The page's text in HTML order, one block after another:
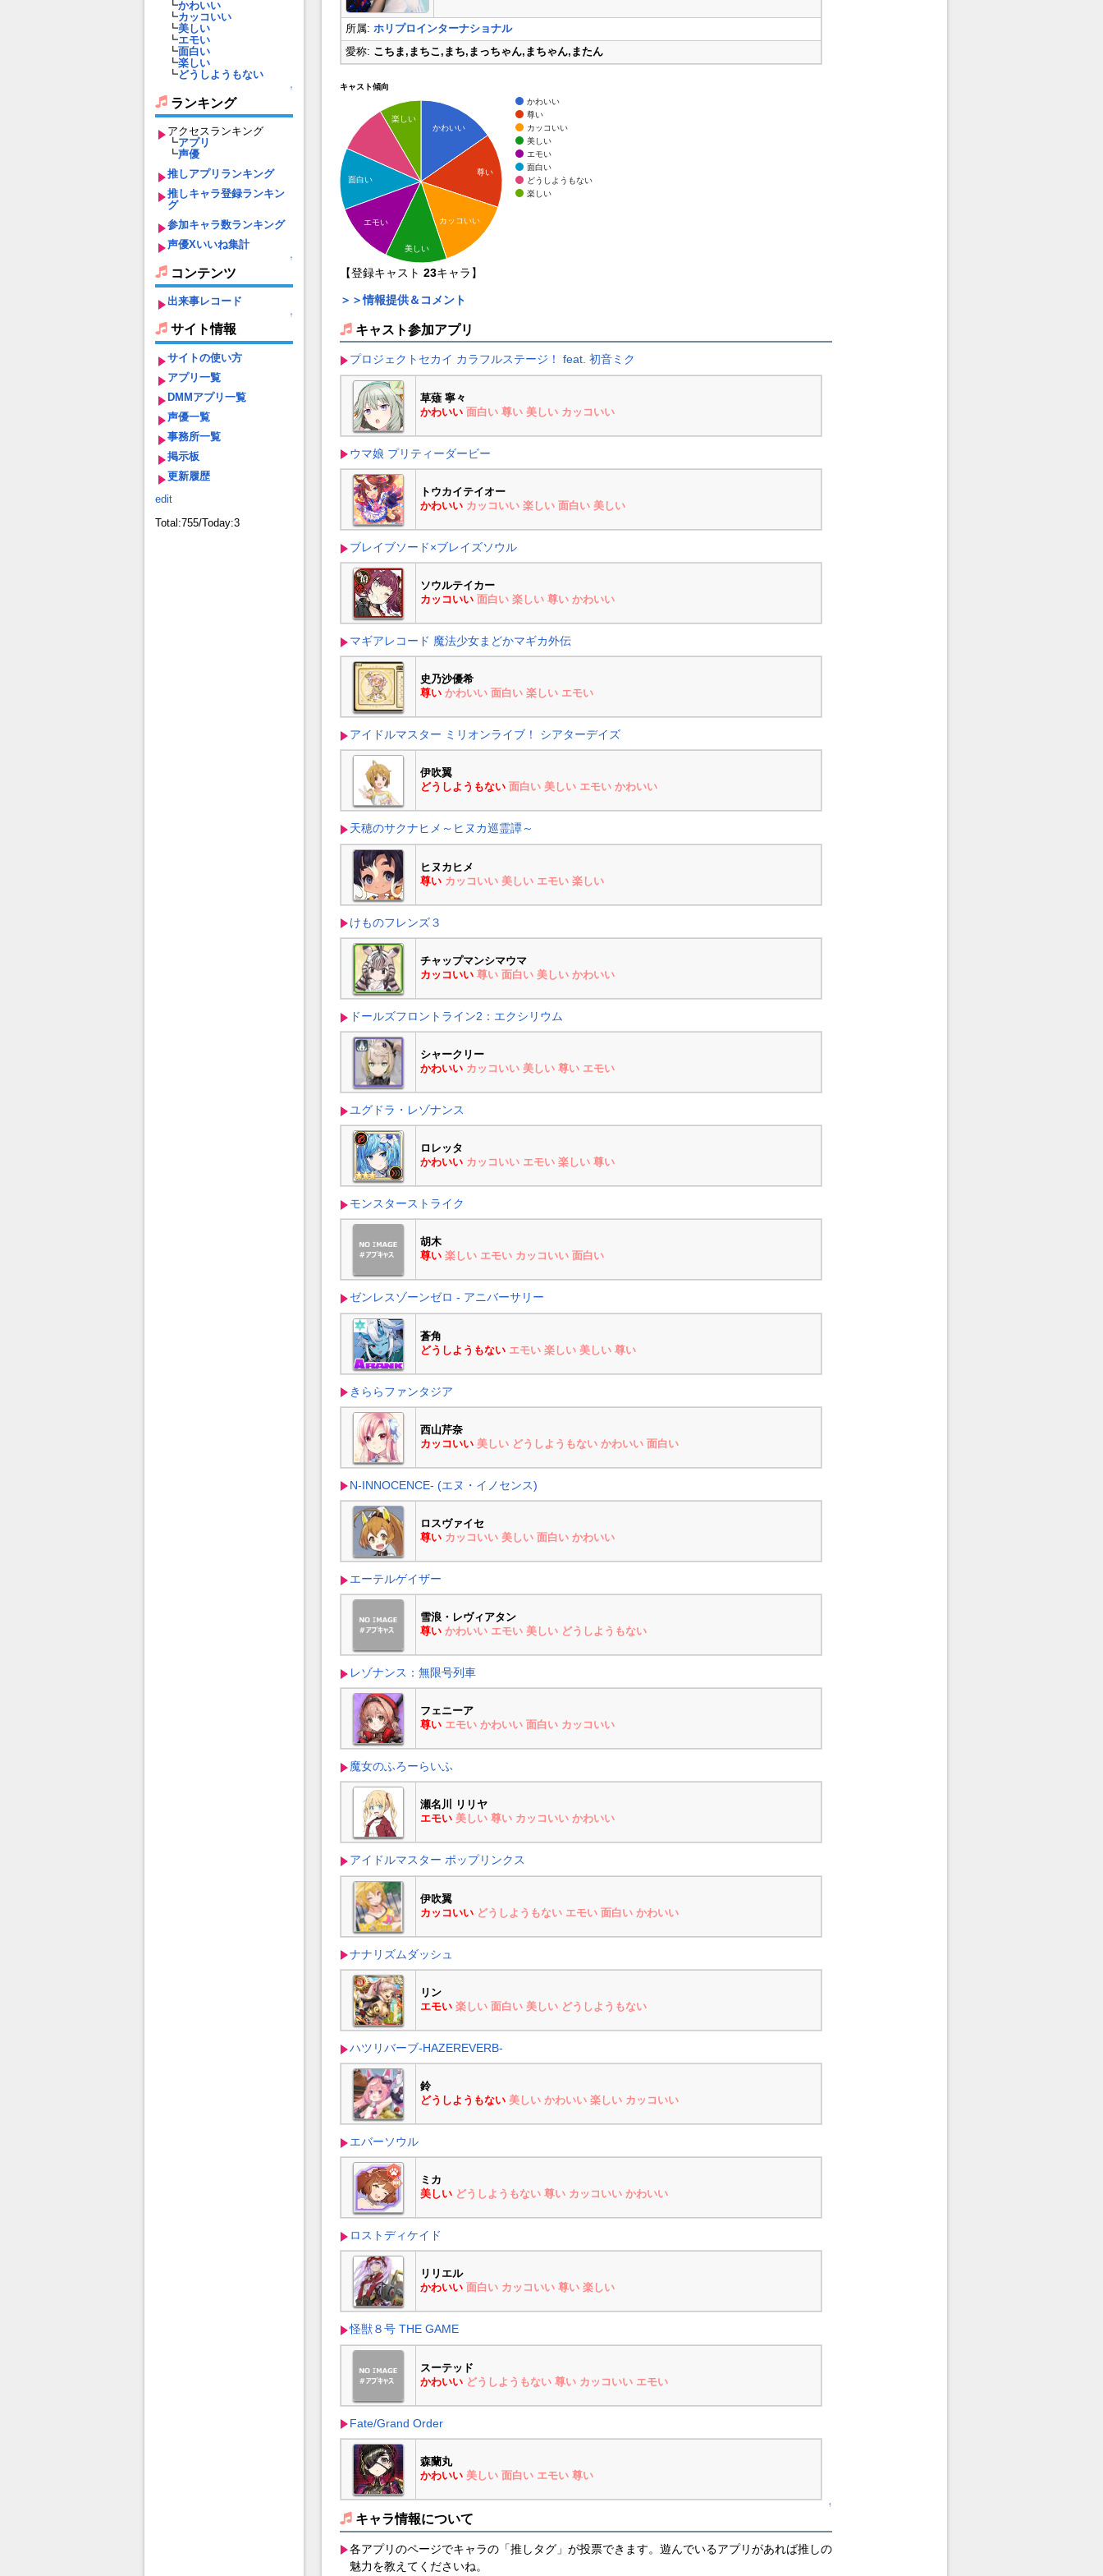
┗かわいい
┗カッコいい
┗美しい
┗エモい
┗面白い
┗楽しい
┗どうしようもない
↑
ランキング
アクセスランキング
┗アプリ
┗声優
推しアプリランキング
推しキャラ登録ランキン
グ
参加キャラ数ランキング
声優Xいいね集計
↑
コンテンツ
出来事レコード
↑
サイト情報
サイトの使い方
アプリ一覧
DMMアプリ一覧
声優一覧
事務所一覧
掲示板
更新履歴
edit
Total:755/Today:3
所属: ホリプロインターナショナル
愛称: こちま,まちこ,まち,まっちゃん,まちゃん,またん
キャスト傾向
かわいい
尊い
カッコいい
美しい
エモい
面白い
どうしようもない
楽しい
かわいい
尊い
カッコいい
楽しい
面白い
エモい
美しい
【登録キャスト 23キャラ】
＞＞情報提供＆コメント
キャスト参加アプリ
プロジェクトセカイ カラフルステージ！ feat. 初音ミク
草薙 寧々
かわいい 面白い 尊い 美しい カッコいい
ウマ娘 プリティーダービー
トウカイテイオー
かわいい カッコいい 楽しい 面白い 美しい
ブレイブソード×ブレイズソウル
ソウルテイカー
カッコいい 面白い 楽しい 尊い かわいい
マギアレコード 魔法少女まどかマギカ外伝
史乃沙優希
尊い かわいい 面白い 楽しい エモい
アイドルマスター ミリオンライブ！ シアターデイズ
伊吹翼
どうしようもない 面白い 美しい エモい かわいい
天穂のサクナヒメ～ヒヌカ巡霊譚～
ヒヌカヒメ
尊い カッコいい 美しい エモい 楽しい
けものフレンズ３
チャップマンシマウマ
カッコいい 尊い 面白い 美しい かわいい
ドールズフロントライン2：エクシリウム
シャークリー
かわいい カッコいい 美しい 尊い エモい
ユグドラ・レゾナンス
ロレッタ
かわいい カッコいい エモい 楽しい 尊い
モンスターストライク
胡木
尊い 楽しい エモい カッコいい 面白い
ゼンレスゾーンゼロ - アニバーサリー
蒼角
どうしようもない エモい 楽しい 美しい 尊い
きららファンタジア
西山芹奈
カッコいい 美しい どうしようもない かわいい 面白い
N-INNOCENCE- (エヌ・イノセンス)
ロスヴァイセ
尊い カッコいい 美しい 面白い かわいい
エーテルゲイザー
雪浪・レヴィアタン
尊い かわいい エモい 美しい どうしようもない
レゾナンス：無限号列車
フェニーア
尊い エモい かわいい 面白い カッコいい
魔女のふろーらいふ
瀬名川 リリヤ
エモい 美しい 尊い カッコいい かわいい
アイドルマスター ポップリンクス
伊吹翼
カッコいい どうしようもない エモい 面白い かわいい
ナナリズムダッシュ
リン
エモい 楽しい 面白い 美しい どうしようもない
ハツリバーブ-HAZEREVERB-
鈴
どうしようもない 美しい かわいい 楽しい カッコいい
エバーソウル
ミカ
美しい どうしようもない 尊い カッコいい かわいい
ロストディケイド
リリエル
かわいい 面白い カッコいい 尊い 楽しい
怪獣８号 THE GAME
スーテッド
かわいい どうしようもない 尊い カッコいい エモい
Fate/Grand Order
森蘭丸
かわいい 美しい 面白い エモい 尊い
↑
キャラ情報について
各アプリのページでキャラの「推しタグ」が投票できます。遊んでいるアプリがあれば推しの
魅力を教えてくださいね。